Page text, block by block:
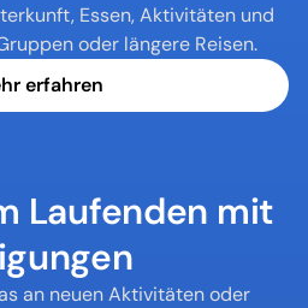
Essen, Aktivitäten und
oder längere Reisen.
erfahren
Laufenden mit
an neuen Aktivitäten oder